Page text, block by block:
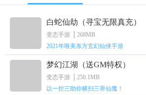
白蛇仙劫（寻宝无限真充）
变态手游
268MB
2021年唯美东方玄幻仙侠手游
梦幻江湖（送GM特权）
变态手游
250.1MB
以一控三助你横扫三界仙魔！